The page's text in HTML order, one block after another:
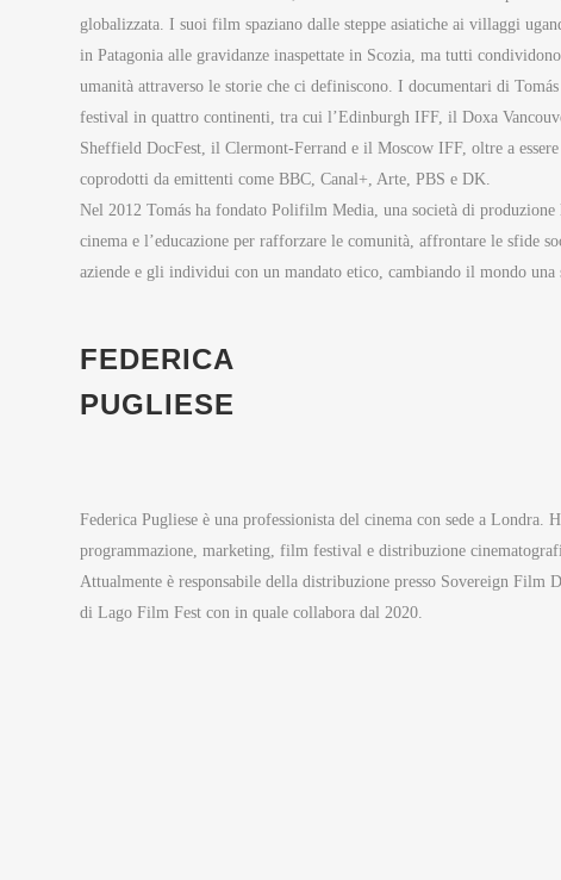
globalizzata.I suoi film spaziano dalle steppe asiatiche ai villaggi
in Patagonia alle gravidanze inaspettate in Scozia, ma tutti
umanità attraverso le storie che ci definiscono.I documentari di
festival in quattro continenti, tra cui l’Edinburgh IFF, il Doxa
Sheffield DocFest, il Clermont-Ferrand e il Moscow IFF, oltre a
coprodotti da emittenti come BBC, Canal+, Arte, PBS e DK.
Nel 2012 Tomás ha fondato Polifilm Media, una società di
cinema e l’educazione per rafforzare le comunità, affrontare le sfide
aziende e gli individui con un mandato etico, cambiando il mondo una
FEDERICA
PUGLIESE
Federica Pugliese è una professionista del cinema con sede a
programmazione, marketing, film festival e distribuzione
Attualmente è responsabile della distribuzione presso Sovereign Film
di Lago Film Fest con in quale collabora dal 2020.